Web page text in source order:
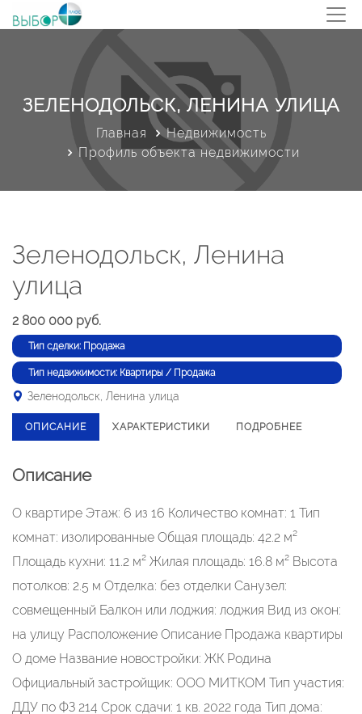
ЗЕЛЕНОДОЛЬСК, ЛЕНИНА УЛИЦА
Главная
Недвижимость
Профиль объекта недвижимости
Зеленодольск, Ленина
улица
2 800 000 руб.
Тип сделки: Продажа
Тип недвижимости: Квартиры / Продажа
Зеленодольск, Ленина улица
ОПИСАНИЕ ХАРАКТЕРИСТИКИ ПОДРОБНЕЕ
Описание
О квартире Этаж: 6 из 16 Количество комнат: 1 Тип
комнат: изолированные Общая площадь: 42.2 м²
Площадь кухни: 11.2 м² Жилая площадь: 16.8 м² Высота
потолков: 2.5 м Отделка: без отделки Санузел:
совмещенный Балкон или лоджия: лоджия Вид из окон:
на улицу Расположение Описание Продажа квартиры
О доме Название новостройки: ЖК Родина
Официальный застройщик: ООО МИТКОМ Тип участия:
ДДУ по ФЗ 214 Срок сдачи: 1 кв. 2022 года Тип дома: